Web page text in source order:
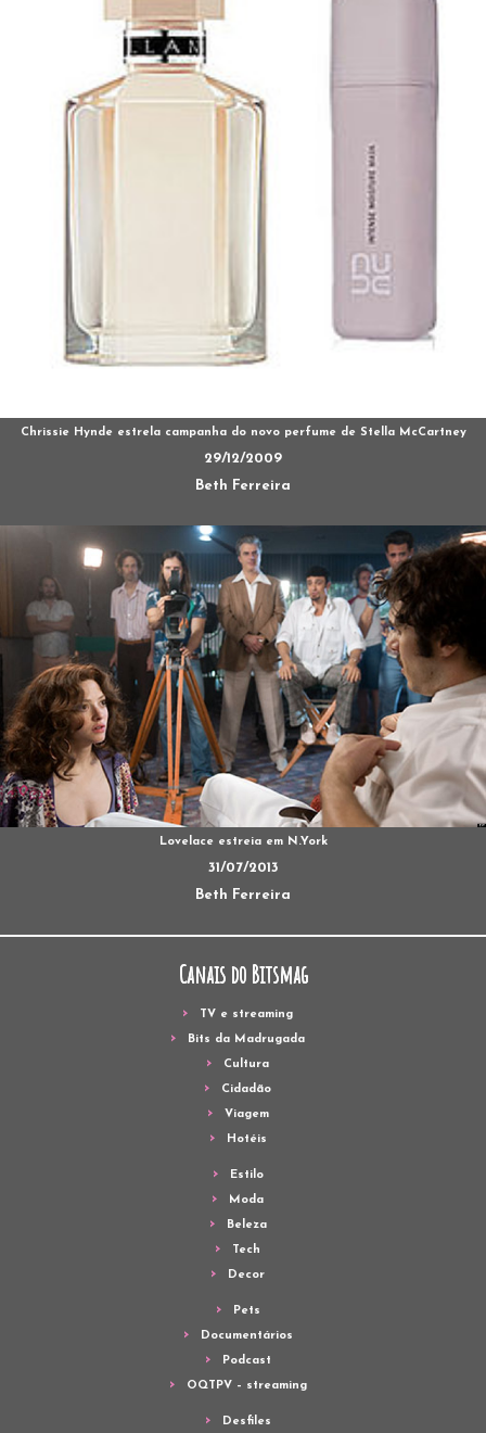
Chrissie Hynde estrela campanha do novo perfume de Stella McCartney
29/12/2009
Beth Ferreira
Lovelace estreia em N.York
31/07/2013
Beth Ferreira
Canais do Bitsmag
TV e streaming
Bits da Madrugada
Cultura
Cidadão
Viagem
Hotéis
Estilo
Moda
Beleza
Tech
Decor
Pets
Documentários
Podcast
OQTPV – streaming
Desfiles